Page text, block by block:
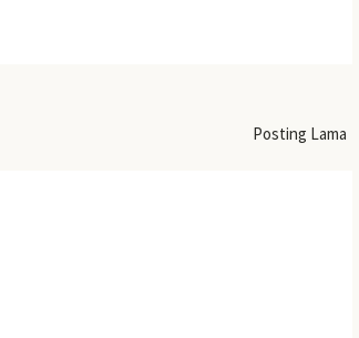
Posting Lama